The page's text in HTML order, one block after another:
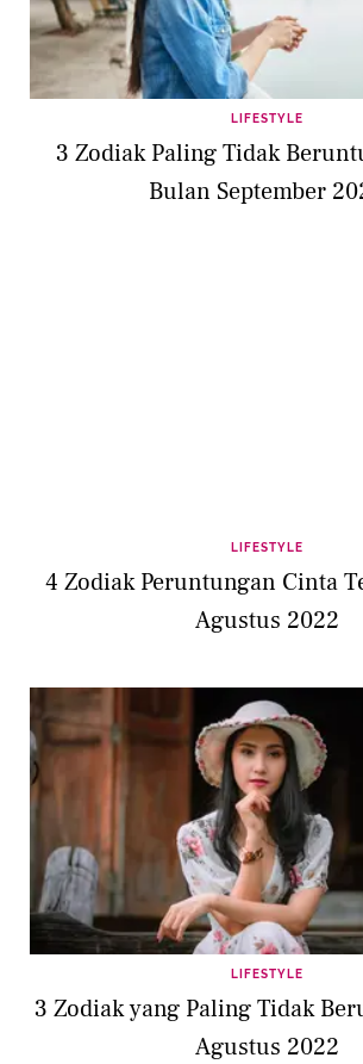
LIFESTYLE
3 Zodiak Paling Tidak
Bulan September
LIFESTYLE
4 Zodiak Peruntungan Cinta
Agustus 2022
LIFESTYLE
3 Zodiak yang Paling Tidak
Agustus 2022